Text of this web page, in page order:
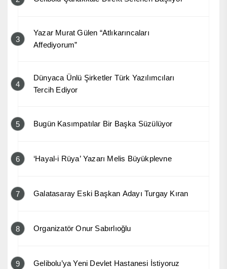
3
Yazar Murat Gülen “Atlıkarıncaları
Affediyorum”
4
Dünyaca Ünlü Şirketler Türk Yazılımcıları
Tercih Ediyor
5 Bugün Kasımpatılar Bir Başka Süzülüyor
6 ‘Hayal-i Rüya’ Yazarı Melis Büyükplevne
7 Galatasaray Eski Başkan Adayı Turgay Kıran
8 Organizatör Onur Sabırlıoğlu
9 Gelibolu’ya Yeni Devlet Hastanesi İstiyoruz